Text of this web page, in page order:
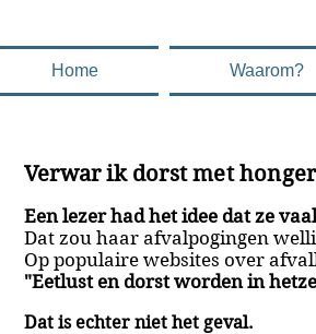
Home Waarom?
Verwar ik dorst met
Een lezer had het idee dat ze
Dat zou haar afvalpogingen
Op populaire websites over
"Eetlust en dorst worden in
Dat is echter niet het geval.